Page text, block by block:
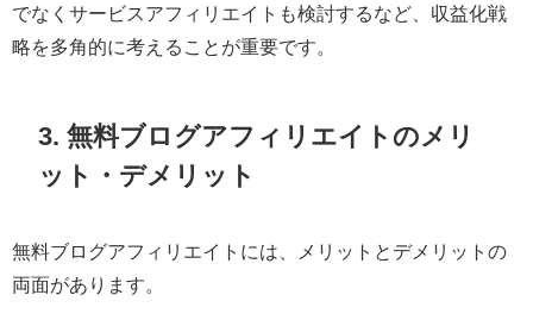
でなくサービスアフィリエイトも検討するなど、収益化戦
略を多角的に考えることが重要です。
3. 無料ブログアフィリエイトのメリ
ット・デメリット
無料ブログアフィリエイトには、メリットとデメリットの
両面があります。